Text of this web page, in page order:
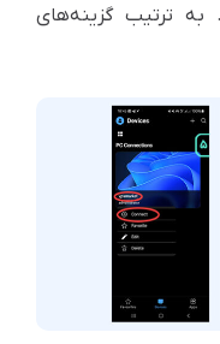
به ترتیب گزینه‌های